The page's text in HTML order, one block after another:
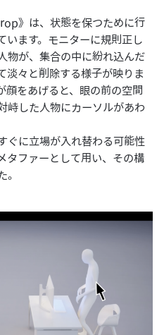
》は、状態を保つために行
います。モニターに規則正し
物が、集合の中に紛れ込んだ
淡々と削除する様子が映りま
顔をあげると、眼の前の空間
峙した人物にカーソルがあわ
ぐに立場が入れ替わる可能性
タファーとして用い、その構
。